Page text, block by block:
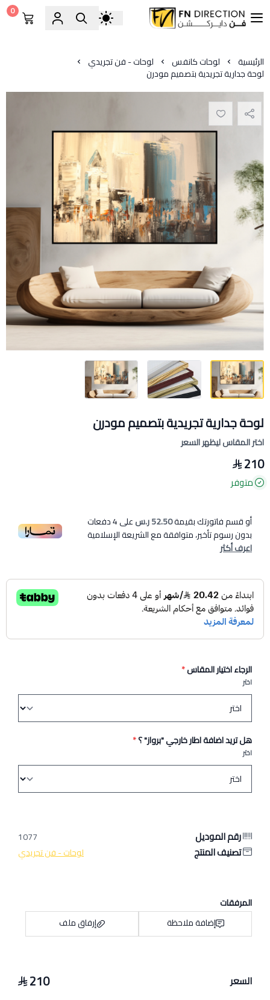
فن دايركشن
0
الرئيسية لوحات كانفس لوحات - فن تجريدي
لوحة جدارية تجريدية بتصميم مودرن
لوحة جدارية تجريدية بتصميم مودرن
اختر المقاس ليظهر السعر
210
متوفر
أو قسم فاتورتك بقيمة52.50 ر.س على4دفعات
بدون رسوم تأخير، متوافقة مع الشريعة الإسلامية
اعرف أكثر
الرجاء اختيار المقاس*
اختر
هل تريد اضافة اطار خارجي "برواز" ؟*
اختر
رقم الموديل 1077
تصنيف المنتج لوحات - فن تجريدي
المرفقات
إضافة ملاحظة
إرفاق ملف
السعر 210